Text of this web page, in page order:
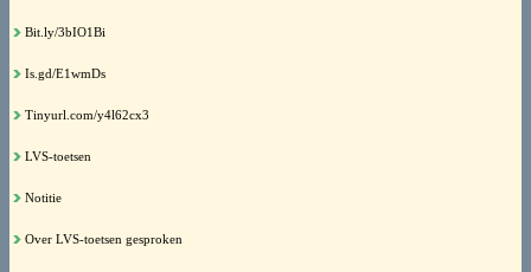
Bit.ly/3bIO1Bi
Is.gd/E1wmDs
Tinyurl.com/y4l62cx3
LVS-toetsen
Notitie
Over LVS-toetsen gesproken